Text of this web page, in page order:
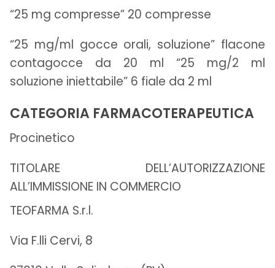
“25 mg compresse” 20 compresse
“25 mg/ml gocce orali, soluzione” flacone
contagocce da 20 ml “25 mg/2 ml
soluzione iniettabile” 6 fiale da 2 ml
CATEGORIA FARMACOTERAPEUTICA
Procinetico
TITOLARE DELL’AUTORIZZAZIONE
ALL’IMMISSIONE IN COMMERCIO
TEOFARMA S.r.l.
Via F.lli Cervi, 8